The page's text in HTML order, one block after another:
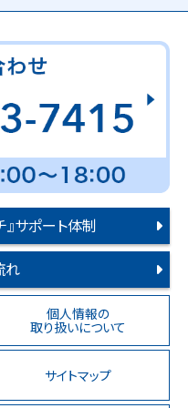
サポート体制
れ
個人情報の
取り扱いについて
サイトマップ